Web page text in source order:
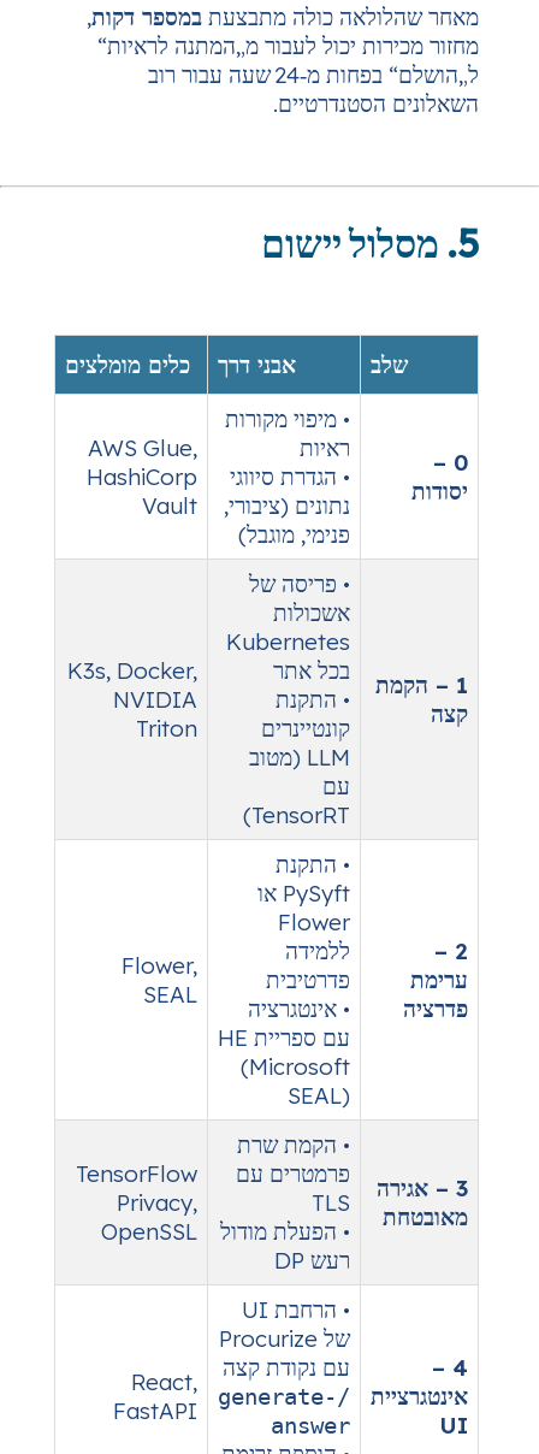
כולה מתבצעתבמספר דקות,
יכול לעבור מ„המתנה לראיות“
ל„הושלם“ בפחות מ‑24 שעה עבור רוב
אבני דרך
כלים מומלצים
• הגדרת סיווגי
נתונים (ציבורי,
AWS Glue,
HashiCorp
Vault
בכל אתר
• התקנת
קונטיינרים
K3s, Docker,
NVIDIA
Triton
ללמידה
פדרטיבית
• אינטגרציה
Flower,
SEAL
פרמטרים עם
• הפעלת מודול
TensorFlow
Privacy,
OpenSSL
עם נקודת קצה
/generate-
answer
React,
FastAPI